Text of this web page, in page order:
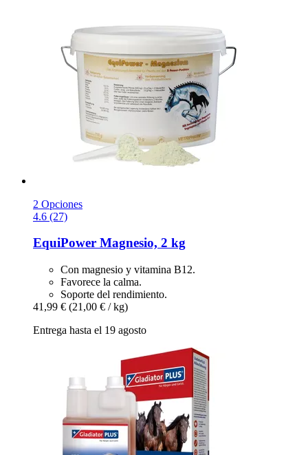
2 Opciones
4.6 (27)
EquiPower Magnesio, 2 kg
Con magnesio y vitamina B12.
Favorece la calma.
Soporte del rendimiento.
41,99 € (21,00 € / kg)
Entrega hasta el 19 agosto